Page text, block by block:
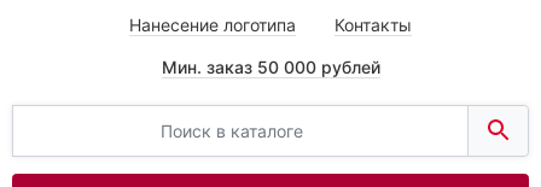
Нанесение логотипа Контакты
Мин. заказ 50 000 рублей